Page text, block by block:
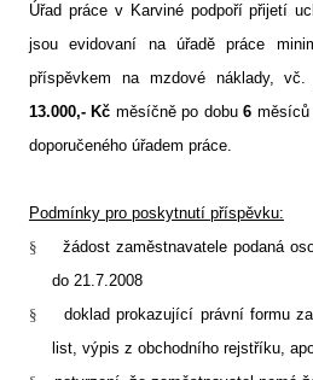
Úřad práce v Karviné podpoří přijetí
jsou evidovaní na úřadě práce
příspěvkem na mzdové náklady,
13.000,- Kč měsíčně po dobu6 měsíců
doporučeného úřadem práce.
Podmínky pro poskytnutí příspěvku:
§
žádost zaměstnavatele podaná
do 21.7.2008
§
doklad prokazující právní formu
list, výpis z obchodního rejstříku,